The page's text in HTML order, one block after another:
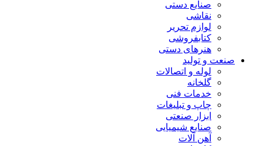
صنایع دستی
نقاشی
لوازم تحریر
کتابفروشی
هنرهای دستی
صنعت و تولید
لوله و اتصالات
گلخانه
خدمات فنی
چاپ و تبلیغات
ابزار صنعتی
صنایع شیمیایی
آهن آلات